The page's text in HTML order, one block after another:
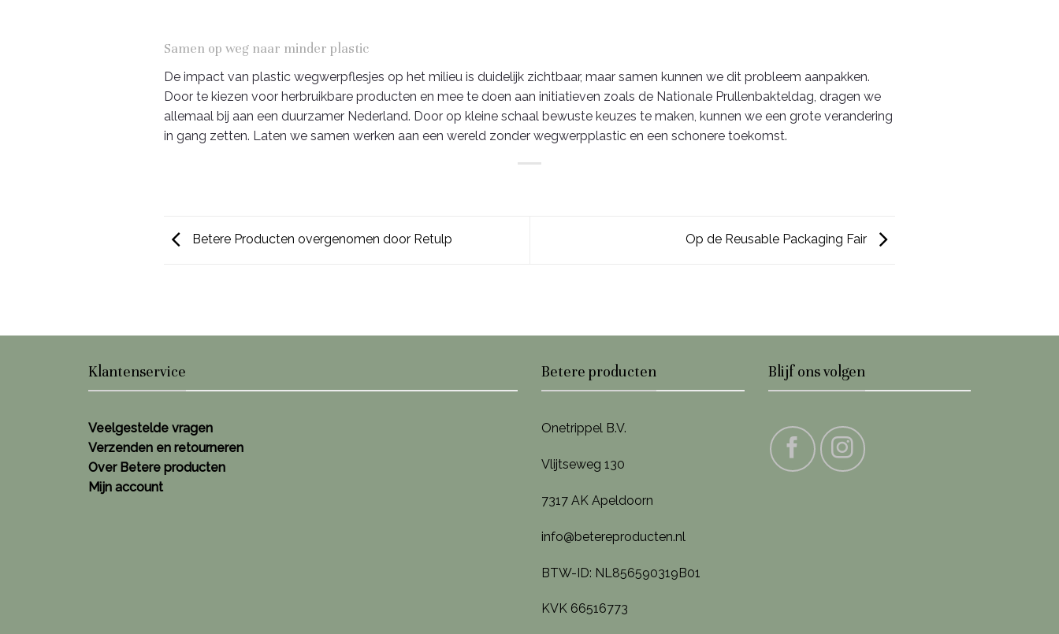
Samen op weg naar minder plastic
De impact van plastic wegwerpflesjes op het milieu is duidelijk zichtbaar, maar samen kunnen we dit probleem aanpakken.
Door te kiezen voor herbruikbare producten en mee te doen aan initiatieven zoals de Nationale Prullenbakteldag, dragen we
allemaal bij aan een duurzamer Nederland. Door op kleine schaal bewuste keuzes te maken, kunnen we een grote verandering
in gang zetten. Laten we samen werken aan een wereld zonder wegwerpplastic en een schonere toekomst.
Betere Producten overgenomen door Retulp Op de Reusable Packaging Fair
Klantenservice
Veelgestelde vragen
Verzenden en retourneren
Over Betere producten
Mijn account
Betere producten
Onetrippel B.V.
Vlijtseweg 130
7317 AK Apeldoorn
info@betereproducten.nl
BTW-ID: NL856590319B01
KVK 66516773
Blijf ons volgen